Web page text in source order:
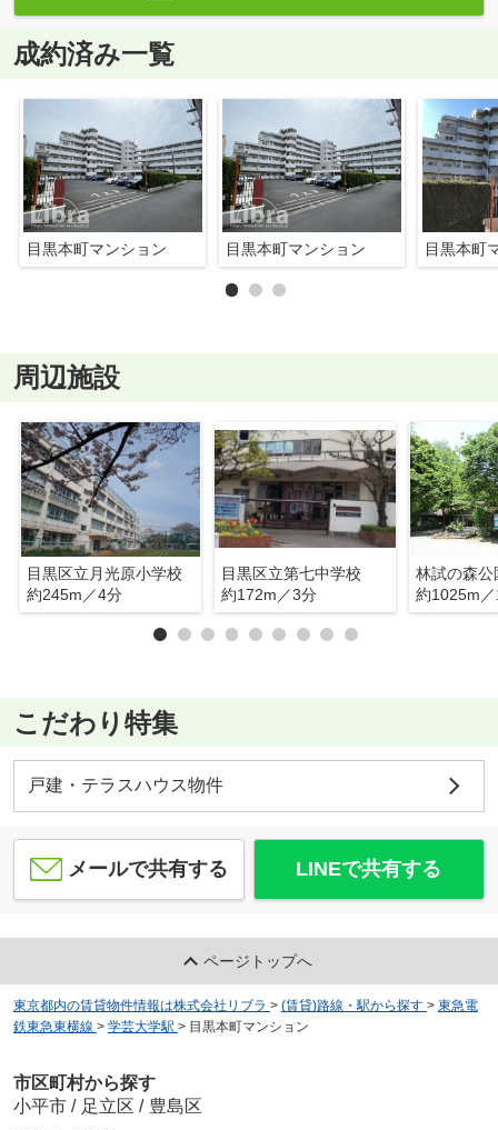
成約済み一覧
目黒本町マンション 目黒本町マンション 目黒本町
周辺施設
目黒区立月光原小学校
約245m／4分
目黒区立第七中学校
約172m／3分
林試の森公
約1025m
こだわり特集
戸建・テラスハウス物件
メールで共有する LINEで共有する
ページトップへ
東京都内の賃貸物件情報は株式会社リブラ > (賃貸)路線・駅から探す > 東急電
鉄東急東横線 > 学芸大学駅 > 目黒本町マンション
市区町村から探す
小平市 / 足立区 / 豊島区